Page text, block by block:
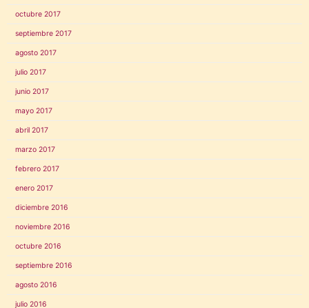
octubre 2017
septiembre 2017
agosto 2017
julio 2017
junio 2017
mayo 2017
abril 2017
marzo 2017
febrero 2017
enero 2017
diciembre 2016
noviembre 2016
octubre 2016
septiembre 2016
agosto 2016
julio 2016